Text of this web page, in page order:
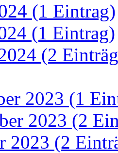
(1 Eintrag)
(1 Eintrag)
(2
2023 (1
2023 (2
2023 (2